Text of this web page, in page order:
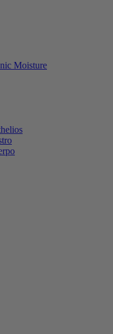
Moisture